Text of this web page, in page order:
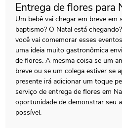
Entrega de flores para
Um bebê vai chegar em breve em
baptismo? O Natal está
você vai comemorar esses
uma ideia muito gastronômica
de flores. A mesma coisa se um
breve ou se um colega estiver se
presente irá adicionar um toque
serviço de entrega de flores em
oportunidade de demonstrar seu
possível.